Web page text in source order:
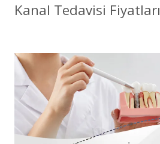
Kanal Tedavisi Fiyatları